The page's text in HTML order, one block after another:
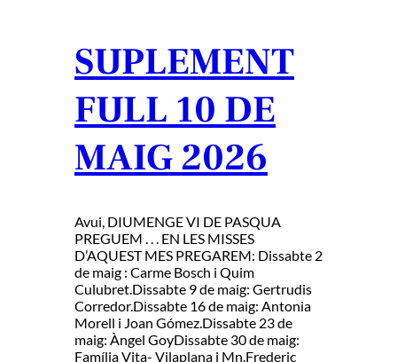
SUPLEMENT
FULL 10 DE
MAIG 2026
Avui, DIUMENGE VI DE PASQUA
PREGUEM . . . EN LES MISSES
D’AQUEST MES PREGAREM: Dissabte 2
de maig : Carme Bosch i Quim
Culubret.Dissabte 9 de maig: Gertrudis
Corredor.Dissabte 16 de maig: Antonia
Morell i Joan Gómez.Dissabte 23 de
maig: Àngel GoyDissabte 30 de maig:
Família Vita- Vilaplana i Mn.Frederic